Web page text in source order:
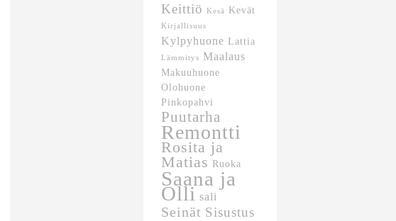
Keittiö Kesä Kevät
Kirjallisuus
Kylpyhuone Lattia
Lämmitys Maalaus
Makuuhuone
Olohuone
Pinkopahvi
Puutarha
Remontti
Rosita ja
Matias Ruoka
Saana ja
Olli sali
Seinät Sisustus